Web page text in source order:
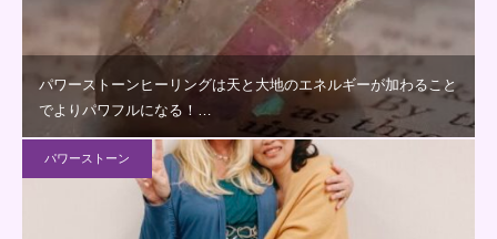
パワーストーンヒーリングは天と大地のエネルギーが加わること
でよりパワフルになる！…
パワーストーン